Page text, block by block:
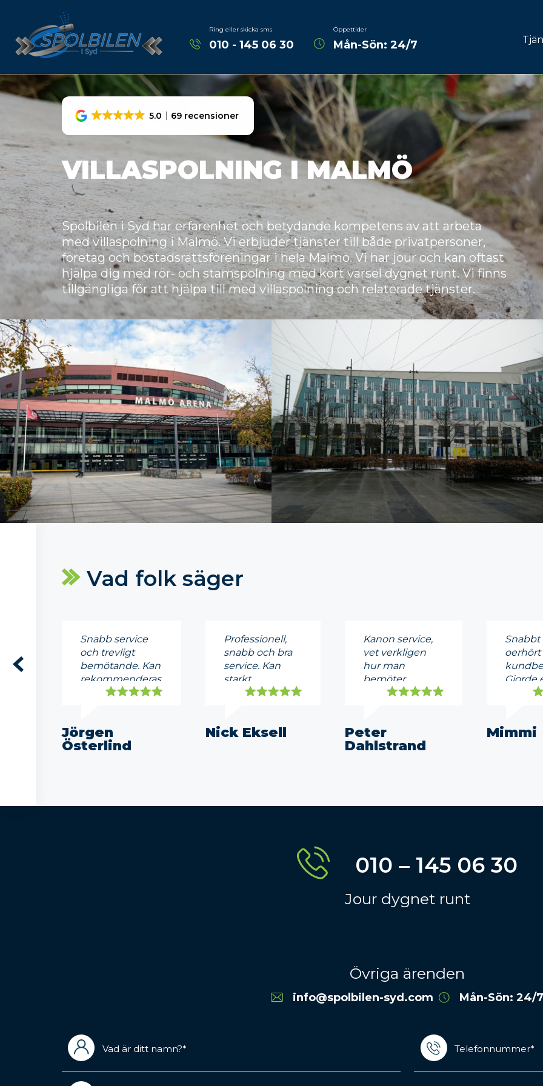
Ring eller skicka sms
010 - 145 06 30
Öppettider
Mån-Sön: 24/7
TV-
5.0 69 recensioner
VILLASPOLNING I MALMÖ
Spolbilen i Syd har erfarenhet och betydande kompetens av att arbeta
med villaspolning i Malmö. Vi erbjuder tjänster till både privatpersoner,
företag och bostadsrättsföreningar i hela Malmö. Vi har jour och kan oftast
hjälpa dig med rör- och stamspolning med kort varsel dygnet runt. Vi finns
tillgängliga för att hjälpa till med villaspolning och relaterade tjänster.
Vad folk säger
Snabb service
och trevligt
bemötande. Kan
rekommenderas.
Jörgen
Österlind
Professionell,
snabb och bra
service. Kan
starkt
rekommendera!
Nick Eksell
Kanon service,
vet verkligen
hur man
bemöter
kunder,
Peter
Dahlstrand
Snabbt
oerhört
Gjorde
jobb &
Mimmi
010 – 145 06 30
Jour dygnet runt
Övriga ärenden
info@spolbilen-syd.com Mån-Sön: 24/7
Vad
är
ditt
namn?
Telefonnummer*
(Required)